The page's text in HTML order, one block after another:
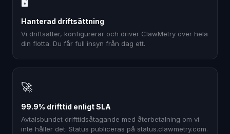
Hanterad driftsättning
Vi driftsätter, konfigurerar och driver ClawMetry över hela
din flotta. Du får full insyn från dag ett.
🚀
99.9% drifttid enligt SLA
Avtalsbundet drifttidsåtagande med återbetalning om vi
inte håller det. Status publiceras på status.clawmetry.com.